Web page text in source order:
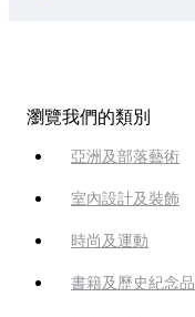
瀏覽我們的類別
亞洲及部落藝術
室內設計及裝飾
時尚及運動
書籍及歷史紀念品